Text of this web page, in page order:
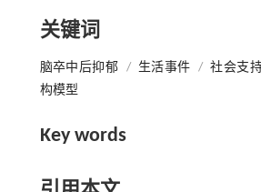
关键词
脑卒中后抑郁 / 生活事件 / 社会支
构模型
Key words